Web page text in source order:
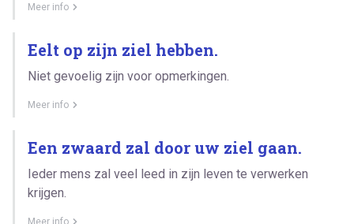
Meer info
Eelt op zijn ziel hebben.
Niet gevoelig zijn voor opmerkingen.
Meer info
Een zwaard zal door uw ziel gaan.
Ieder mens zal veel leed in zijn leven te verwerken
krijgen.
Meer info